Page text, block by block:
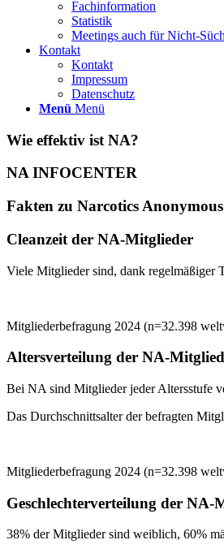
Fachinformation
Statistik
Meetings auch für Nicht-
Kontakt
Kontakt
Impressum
Datenschutz
Menü Menü
Wie effektiv ist NA?
NA INFOCENTER
Fakten zu Narcotics Anonymous
Cleanzeit der NA-Mitglieder
Viele Mitglieder sind, dank regelmäßiger
Mitgliederbefragung 2024 (n=32.398
Altersverteilung der NA-
Bei NA sind Mitglieder jeder Altersstufe
Das Durchschnittsalter der befragten
Mitgliederbefragung 2024 (n=32.398
Geschlechterverteilung der NA-
38% der Mitglieder sind weiblich, 60%